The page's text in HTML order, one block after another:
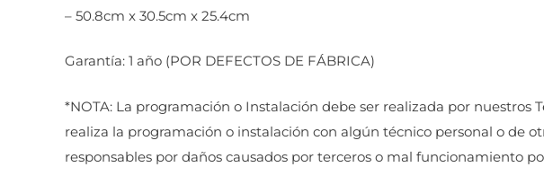
– 50.8cm x 30.5cm x 25.4cm
Garantía: 1 año (POR DEFECTOS DE FÁBRICA)
*NOTA: La programación o Instalación debe ser realizada por nuestros
realiza la programación o instalación con algún técnico personal o de
responsables por daños causados por terceros o mal funcionamiento